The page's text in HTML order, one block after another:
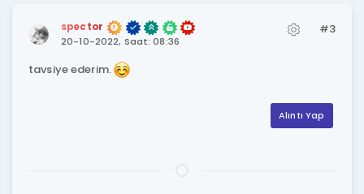
spector
20-10-2022, Saat: 08:36
#3
tavsiye ederim.
Alıntı Yap